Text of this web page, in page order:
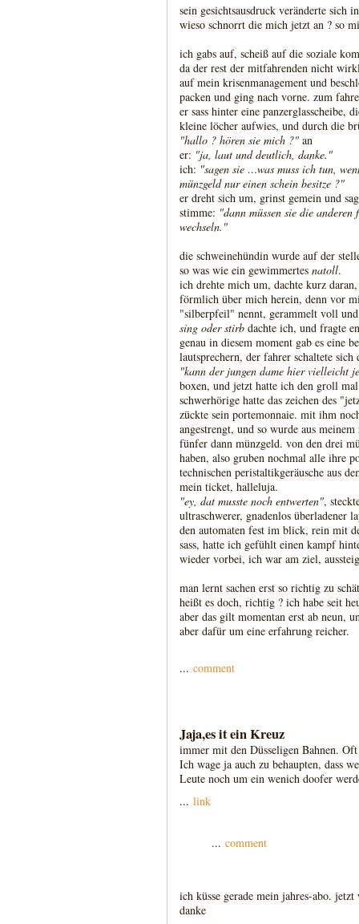
sein gesichtsausdruck veränderte sich
wieso schnorrt die mich jetzt an ? so
ich gabs auf, scheiß auf die soziale
da der rest der mitfahrenden nicht
auf mein krisenmanagement und
packen und ging nach vorne. zum
er sass hinter eine panzerglasscheibe,
kleine löcher aufwies, und durch die
"hallo ? hören sie mich ?" an
er: "ja, laut und deutlich, danke."
ich: "sagen sie …was muss ich tun,
münzgeld nur einen schein besitze ?"
er dreht sich um, grinst gemein und
stimme: "dann müssen sie die
wechseln."
die schweinehündin wurde auf der
so was wie ein gewimmertes natoll.
ich drehte mich um, dachte kurz
förmlich über mich herein, denn vor
"silberpfeil" nennt, gerammelt voll
sing oder stirb dachte ich, und fragte
genau in diesem moment gab es eine
lautsprechern, der fahrer schaltete sich
"kann der jungen dame hier vielleicht
boxen, und jetzt hatte ich den groll
schwerhörige hatte das zeichen des
zückte sein portemonnaie. mit ihm
angestrengt, und so wurde aus
fünfer dann münzgeld. von den drei
haben, also gruben nochmal alle ihre
technischen peristaltikgeräusche aus
mein ticket, halleluja.
"ey, dat musste noch entwerten",
ultraschwerer, gnadenlos überladener
den automaten fest im blick, rein mit
sass, hatte ich gefühlt einen kampf
wieder vorbei, ich war am ziel,
man lernt sachen erst so richtig zu
heißt es doch, richtig ? ich habe seit
aber das gilt momentan erst ab neun,
aber dafür um eine erfahrung reicher.
... comment
Jaja,es it ein Kreuz
immer mit den Düsseligen Bahnen.
Ich wage ja auch zu behaupten, dass
Leute noch um ein wenich doofer
... link
... comment
ich küsse gerade mein jahres-abo.
danke